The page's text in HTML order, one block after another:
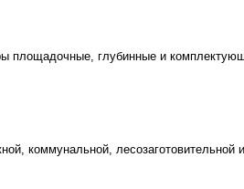
площадочные, глубинные и
коммунальной, лесозаготовительной